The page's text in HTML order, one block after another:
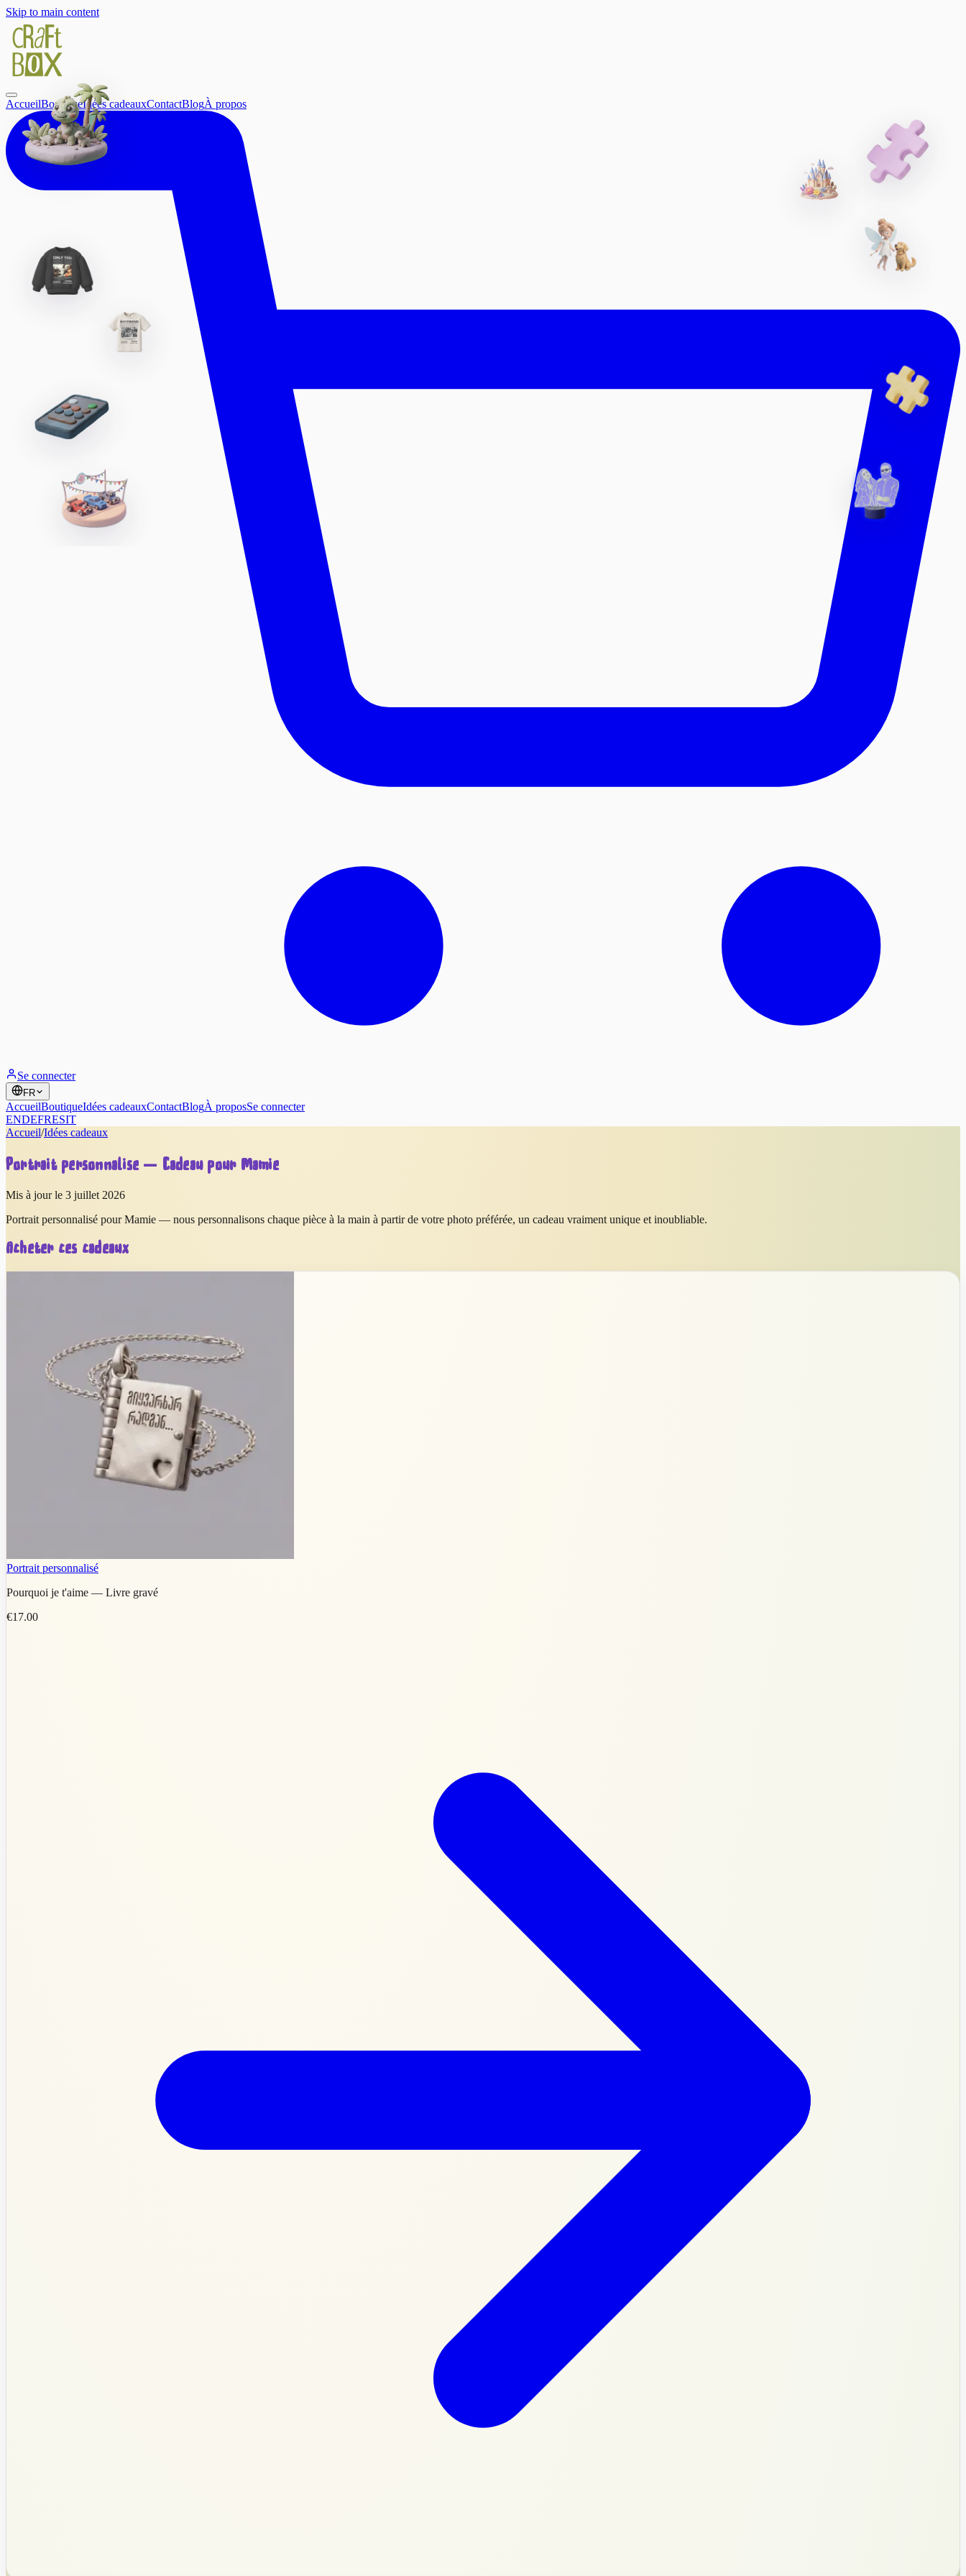
Skip to main content
AccueilBoutiqueIdées cadeauxContactBlogÀ propos
Se connecter
FR
AccueilBoutiqueIdées cadeauxContactBlogÀ proposSe connecter
ENDEFRESIT
Accueil/Idées cadeaux
Portrait personnalisé — Cadeau pour Mamie
Mis à jour le 3 juillet 2026
Portrait personnalisé pour Mamie — nous personnalisons chaque pièce à la main à partir de votre photo préférée, un cadeau vraiment unique et inoubliable.
Acheter ces cadeaux
Portrait personnalisé
Pourquoi je t'aime — Livre gravé
€17.00